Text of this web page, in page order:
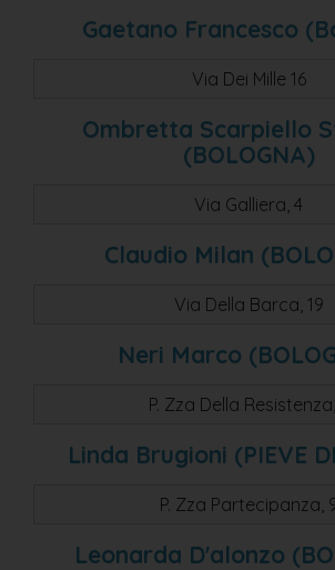
san pietro in casale
mezzolara di budrio
castello di serravalle
idice - san lazzaro di savena
funo di argelato
samn lazzaro di savena
Gaetano Francesco
Via Dei Mille 16
Ombretta Scarpiello
(BOLOGNA)
Via Galliera, 4
Claudio Milan
Via Della Barca, 19
Neri Marco
P. Zza Della
Linda Brugioni (PIEVE
P. Zza Partecipanza,
Leonarda D'alonzo